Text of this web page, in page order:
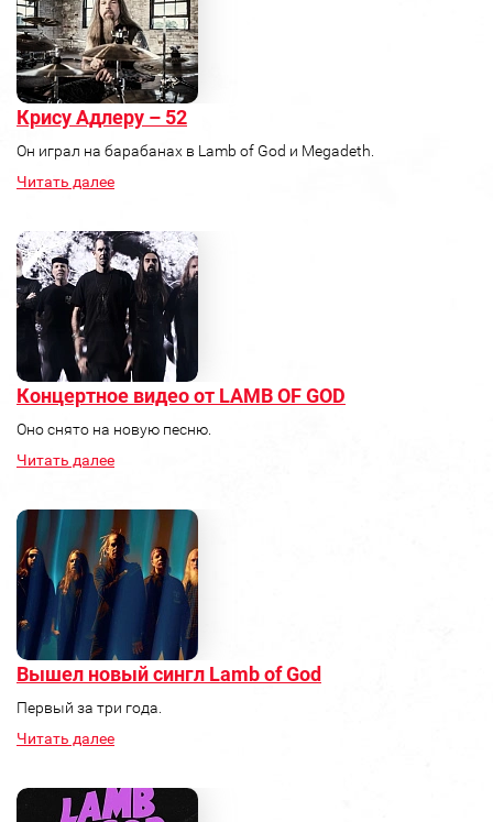
Крису Адлеру – 52
Он играл на барабанах в Lamb of God и Megadeth.
Читать далее
Концертное видео от LAMB OF GOD
Оно снято на новую песню.
Читать далее
Вышел новый сингл Lamb of God
Первый за три года.
Читать далее